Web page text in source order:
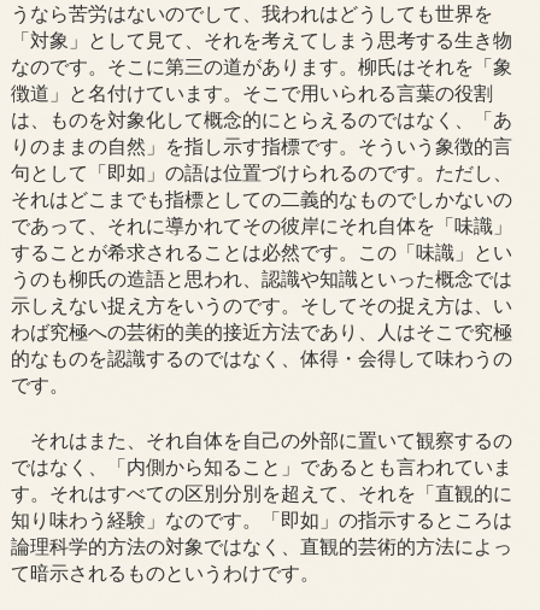
うなら苦労はないのでして、我われはどうしても世界を
「対象」として見て、それを考えてしまう思考する生き物
なのです。そこに第三の道があります。柳氏はそれを「象
徴道」と名付けています。そこで用いられる言葉の役割
は、ものを対象化して概念的にとらえるのではなく、「あ
りのままの自然」を指し示す指標です。そういう象徴的言
句として「即如」の語は位置づけられるのです。ただし、
それはどこまでも指標としての二義的なものでしかないの
であって、それに導かれてその彼岸にそれ自体を「味識」
することが希求されることは必然です。この「味識」とい
うのも柳氏の造語と思われ、認識や知識といった概念では
示しえない捉え方をいうのです。そしてその捉え方は、い
わば究極への芸術的美的接近方法であり、人はそこで究極
的なものを認識するのではなく、体得・会得して味わうの
です。
それはまた、それ自体を自己の外部に置いて観察するの
ではなく、「内側から知ること」であるとも言われていま
す。それはすべての区別分別を超えて、それを「直観的に
知り味わう経験」なのです。「即如」の指示するところは
論理科学的方法の対象ではなく、直観的芸術的方法によっ
て暗示されるものというわけです。